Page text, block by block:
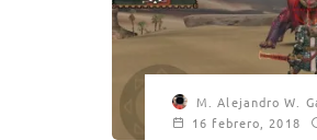
M. Alejandro W.
16 febrero, 2018